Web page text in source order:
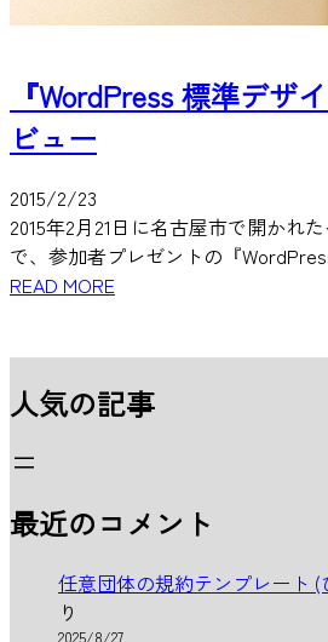
『WordPress 標準デザ
ビュー
2015/2/23
2015年2月21日に名古屋市で開かれた
で、参加者プレゼントの『
READ MORE
人気の記事
最近のコメント
任意団体の規約テンプレート (
り
2025/8/27